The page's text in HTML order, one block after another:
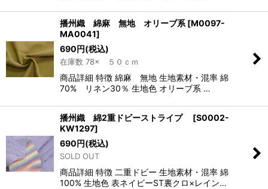
播州織 綿麻 無地 オリーブ系 [M0097-
MA0041]
690円(税込)
在庫数 78× ５０ｃｍ
商品詳細 特徴 綿麻 無地 生地素材・混率 綿
70% リネン30％ 生地色 オリーブ系 …
播州織 綿2重ドビーストライプ [S0002-
KW1297]
690円(税込)
SOLD OUT
商品詳細 特徴 二重ドビー 生地素材・混率 綿
100% 生地色 表ネイビーST裏クロ×レイン…